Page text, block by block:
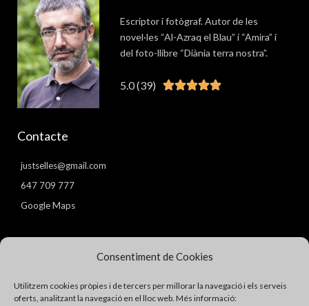
Consentiment de Cookies
Utilitzem cookies pròpies i de tercers per millorar la navegació i els serveis
oferts, analitzant la navegació en el lloc web. Més informació:
Escriptor i fotògraf. Autor de les
novel·les “Al-Azraq el Blau” i “Amira” i
del foto-llibre “Diània terra nostra”.
5.0 (39) Valorat
Contacte
justselles@gmail.com
647 709 777
Google Maps
Pàgines
Política de Privacitat